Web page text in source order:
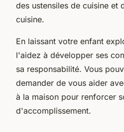
des ustensiles de cuisine et
cuisine.
En laissant votre enfant
l'aidez à développer ses
sa responsabilité. Vous
demander de vous aider
à la maison pour renforcer
d'accomplissement.